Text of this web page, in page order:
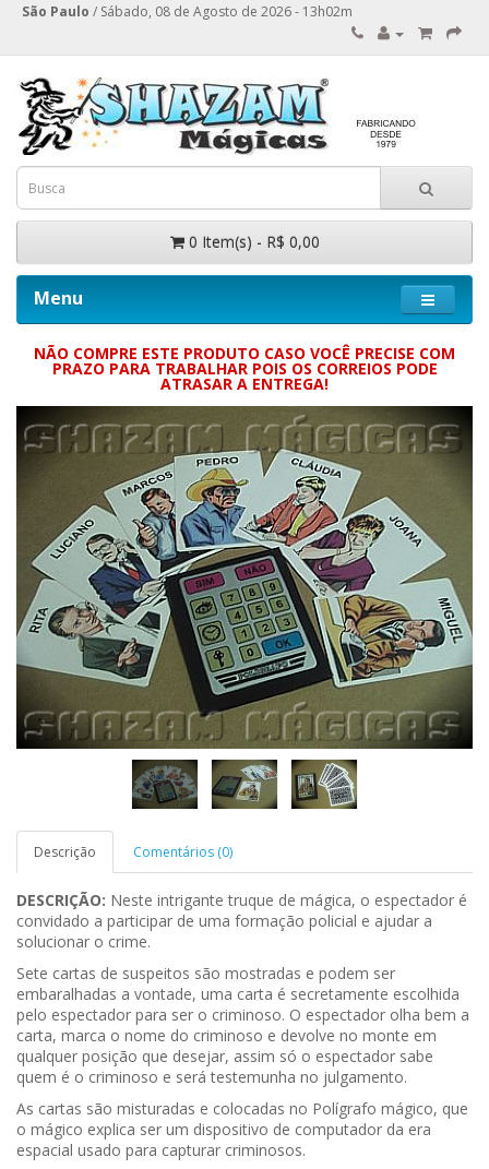
São Paulo / Sábado, 08 de Agosto de 2026 - 13h02m
0 Item(s) - R$ 0,00
Menu
NÃO COMPRE ESTE PRODUTO CASO VOCÊ PRECISE COM
PRAZO PARA TRABALHAR POIS OS CORREIOS PODE
ATRASAR A ENTREGA!
Descrição Comentários (0)
DESCRIÇÃO: Neste intrigante truque de mágica, o espectador é
convidado a participar de uma formação policial e ajudar a
solucionar o crime.
Sete cartas de suspeitos são mostradas e podem ser
embaralhadas a vontade, uma carta é secretamente escolhida
pelo espectador para ser o criminoso. O espectador olha bem a
carta, marca o nome do criminoso e devolve no monte em
qualquer posição que desejar, assim só o espectador sabe
quem é o criminoso e será testemunha no julgamento.
As cartas são misturadas e colocadas no Polígrafo mágico, que
o mágico explica ser um dispositivo de computador da era
espacial usado para capturar criminosos.